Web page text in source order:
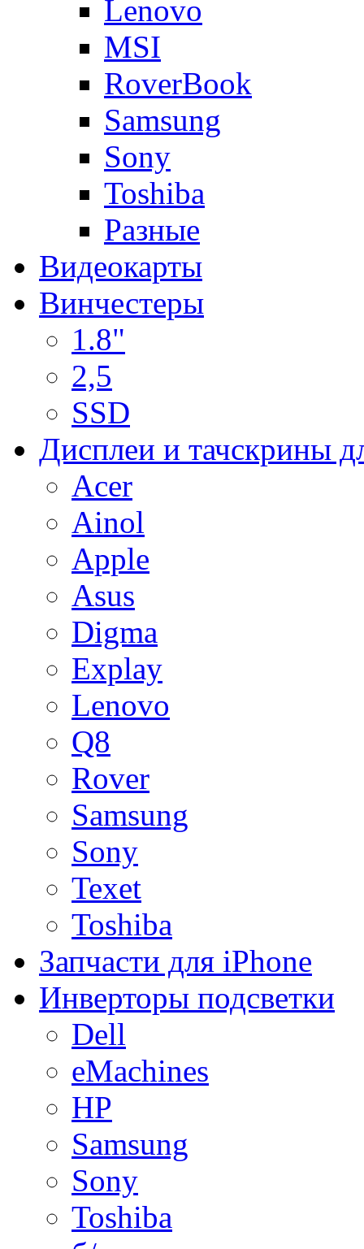
Lenovo
MSI
RoverBook
Samsung
Sony
Toshiba
Разные
Видеокарты
Винчестеры
1.8"
2,5
SSD
Дисплеи и тачскрины
Acer
Ainol
Apple
Asus
Digma
Explay
Lenovo
Q8
Rover
Samsung
Sony
Texet
Toshiba
Запчасти для iPhone
Инверторы подсветки
Dell
eMachines
HP
Samsung
Sony
Toshiba